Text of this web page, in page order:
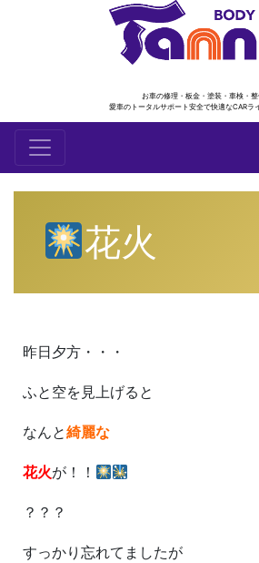
お車の修理・板金・塗装・車検・
愛車のトータルサポート安全で快適なCARラ
花火
昨日夕方・・・
ふと空を見上げると
なんと綺麗な
花火が！！
？？？
すっかり忘れてましたが